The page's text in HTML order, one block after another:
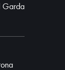
Garda